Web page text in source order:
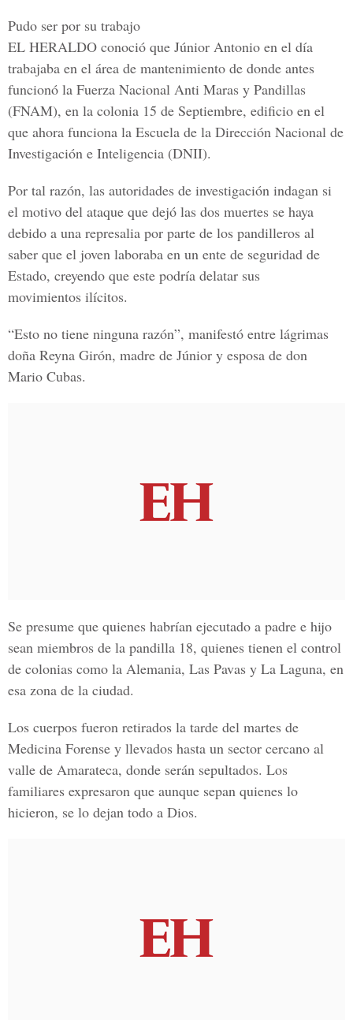
Pudo ser por su trabajo
EL HERALDO conoció que Júnior Antonio en el día
trabajaba en el área de mantenimiento de donde antes
funcionó la Fuerza Nacional Anti Maras y Pandillas
(FNAM), en la colonia 15 de Septiembre, edificio en el
que ahora funciona la Escuela de la Dirección Nacional de
Investigación e Inteligencia (DNII).
Por tal razón, las autoridades de investigación indagan si
el motivo del ataque que dejó las dos muertes se haya
debido a una represalia por parte de los pandilleros al
saber que el joven laboraba en un ente de seguridad de
Estado, creyendo que este podría delatar sus
movimientos ilícitos.
“Esto no tiene ninguna razón”, manifestó entre lágrimas
doña Reyna Girón, madre de Júnior y esposa de don
Mario Cubas.
Se presume que quienes habrían ejecutado a padre e hijo
sean miembros de la pandilla 18, quienes tienen el control
de colonias como la Alemania, Las Pavas y La Laguna, en
esa zona de la ciudad.
Los cuerpos fueron retirados la tarde del martes de
Medicina Forense y llevados hasta un sector cercano al
valle de Amarateca, donde serán sepultados. Los
familiares expresaron que aunque sepan quienes lo
hicieron, se lo dejan todo a Dios.